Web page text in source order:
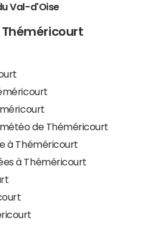
Val-d'Oise
Théméricourt
de Théméricourt
à Théméricourt
à Théméricourt